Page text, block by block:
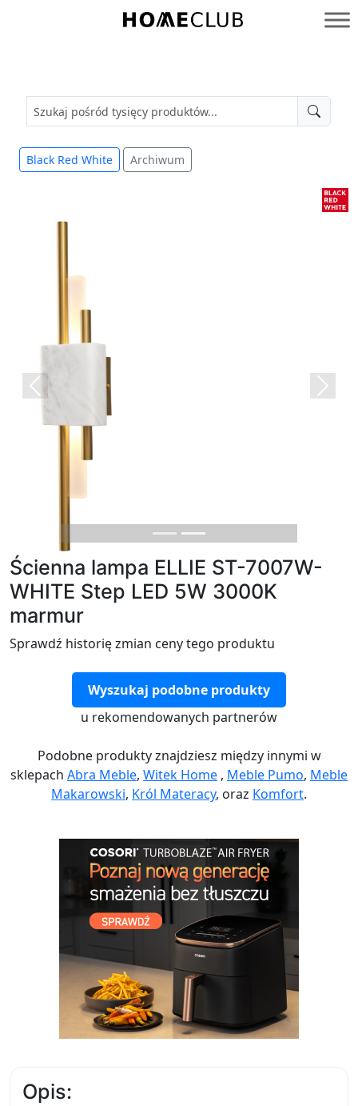
Homeclub
Black Red White Archiwum
Previous Next
Ścienna lampa ELLIE ST-7007W-
WHITE Step LED 5W 3000K
marmur
Sprawdź historię zmian ceny tego produktu
Wyszukaj podobne produkty
u rekomendowanych partnerów
Podobne produkty znajdziesz między innymi w
sklepach Abra Meble, Witek Home , Meble Pumo, Meble
Makarowski, Król Materacy, oraz Komfort.
Opis: